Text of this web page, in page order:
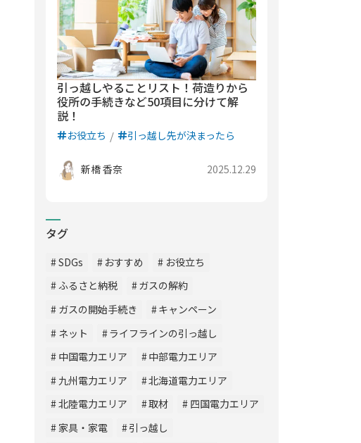
引っ越しやることリスト！荷造りから
役所の手続きなど50項目に分けて解
説！
お役立ち 引っ越し先が決まったら
新橋 香奈 2025.12.29
タグ
SDGs おすすめ
お役立ち
ふるさと納税
ガスの解約
ガスの開始手続き
キャンペーン
ネット
ライフラインの引っ越し
中国電力エリア
中部電力エリア
九州電力エリア
北海道電力エリア
北陸電力エリア
取材
四国電力エリア
家具・家電
引っ越し